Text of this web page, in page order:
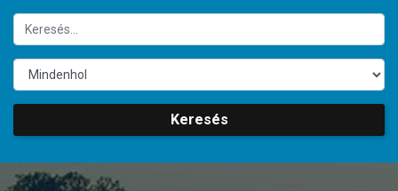
Keresés